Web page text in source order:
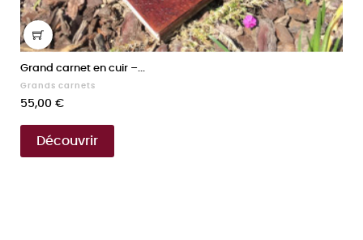
Grand carnet en cuir –...
Grands carnets
Prix
55,00 €
Découvrir